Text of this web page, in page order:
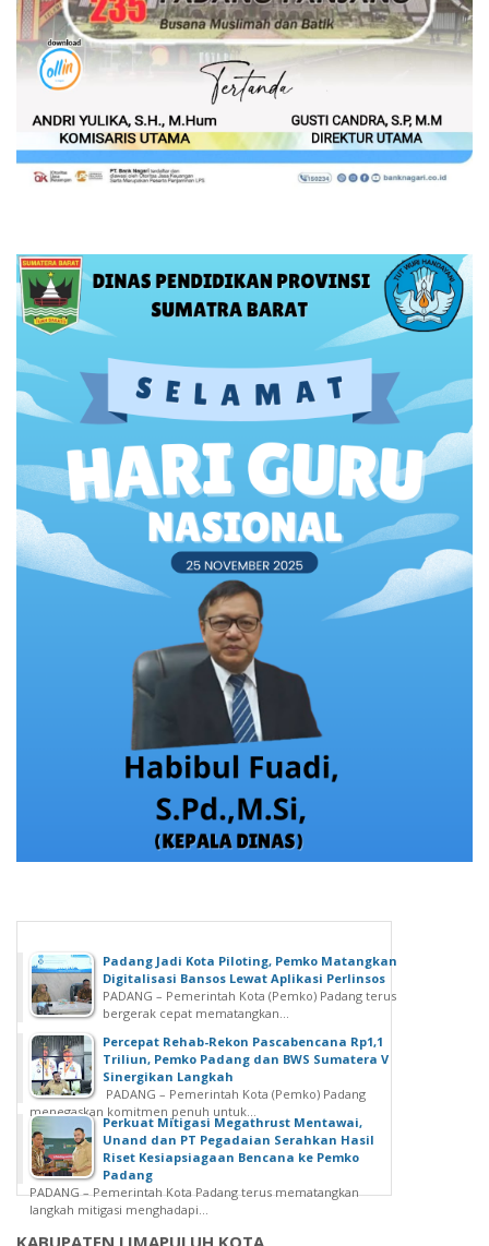
Padang Jadi Kota Piloting, Pemko Matangkan
Digitalisasi Bansos Lewat Aplikasi Perlinsos
PADANG – Pemerintah Kota (Pemko) Padang terus
bergerak cepat mematangkan...
Percepat Rehab-Rekon Pascabencana Rp1,1
Triliun, Pemko Padang dan BWS Sumatera V
Sinergikan Langkah
PADANG – Pemerintah Kota (Pemko) Padang
menegaskan komitmen penuh untuk...
Perkuat Mitigasi Megathrust Mentawai,
Unand dan PT Pegadaian Serahkan Hasil
Riset Kesiapsiagaan Bencana ke Pemko
Padang
PADANG – Pemerintah Kota Padang terus mematangkan
langkah mitigasi menghadapi...